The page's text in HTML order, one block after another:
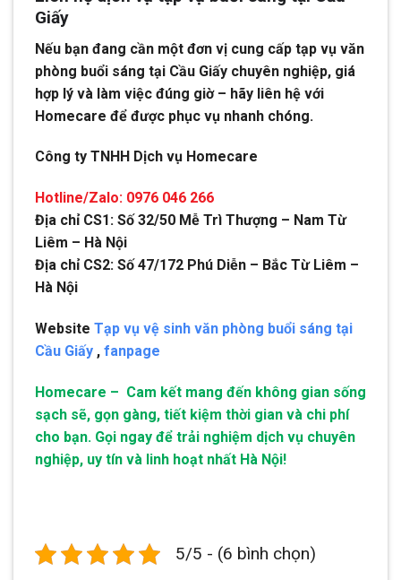
Giấy
Nếu bạn đang cần một đơn vị cung cấp tạp vụ văn
phòng buổi sáng tại Cầu Giấy chuyên nghiệp, giá
hợp lý và làm việc đúng giờ – hãy liên hệ với
Homecare để được phục vụ nhanh chóng.
Công ty TNHH Dịch vụ Homecare
Hotline/Zalo: 0976 046 266
Địa chỉ CS1: Số 32/50 Mễ Trì Thượng – Nam Từ
Liêm – Hà Nội
Địa chỉ CS2: Số 47/172 Phú Diễn – Bắc Từ Liêm –
Hà Nội
Website Tạp vụ vệ sinh văn phòng buổi sáng tại
Cầu Giấy , fanpage
Homecare – Cam kết mang đến không gian sống
sạch sẽ, gọn gàng, tiết kiệm thời gian và chi phí
cho bạn. Gọi ngay để trải nghiệm dịch vụ chuyên
nghiệp, uy tín và linh hoạt nhất Hà Nội!
5/5 - (6 bình chọn)